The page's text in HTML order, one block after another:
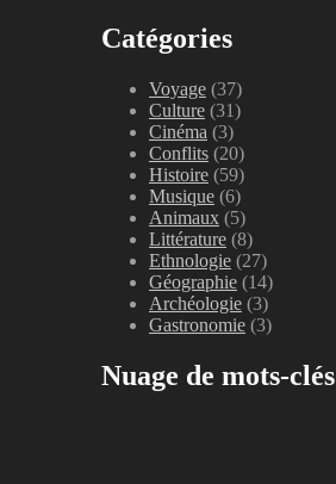
Catégories
Voyage (37)
Culture (31)
Cinéma (3)
Conflits (20)
Histoire (59)
Musique (6)
Animaux (5)
Littérature (8)
Ethnologie (27)
Géographie (14)
Archéologie (3)
Gastronomie (3)
Nuage de mots-clés